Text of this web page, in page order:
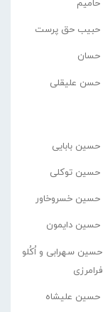
حامیم
حبیب حق پرست
حسان
حسن علیقلی
حسین بابایی
حسین توکلی
حسین خسروخاور
حسین دایمون
حسین سهرابی و اُکُلو
فرامرزی
حسین علیشاه